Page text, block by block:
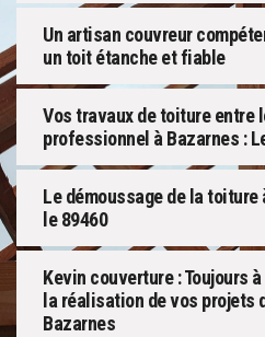
Un artisan couvreur
un toit étanche et fiable
Vos travaux de toiture entre
professionnel à Bazarnes :
Le démoussage de la toiture
le 89460
Kevin couverture : Toujours
la réalisation de vos projets
Bazarnes